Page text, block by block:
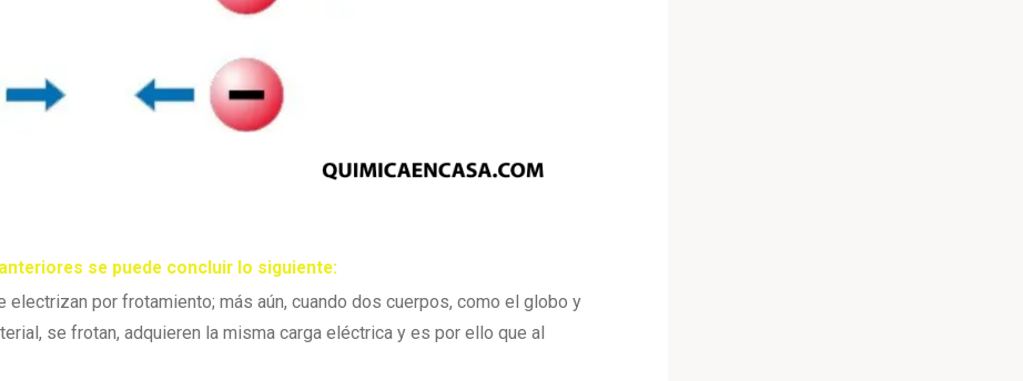
se puede concluir lo siguiente:
por frotamiento; más aún, cuando dos cuerpos, como el globo y
se frotan, adquieren la misma carga eléctrica y es por ello que al